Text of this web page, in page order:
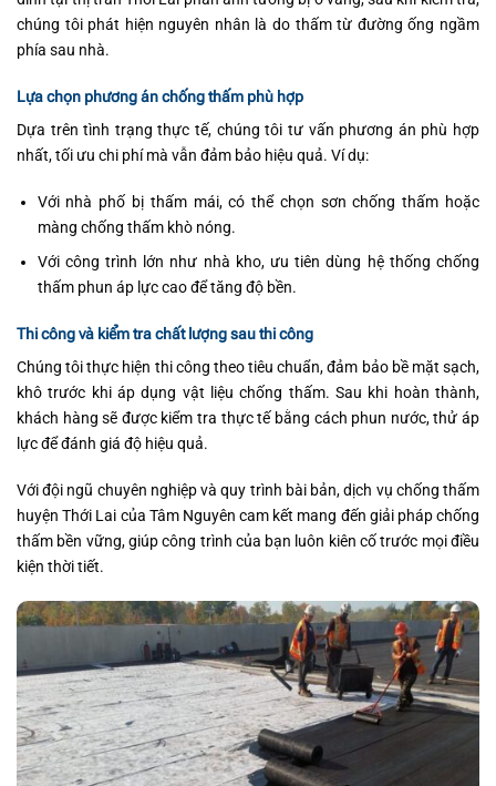
chúng tôi phát hiện nguyên nhân là do thấm từ đường ống ngầm
phía sau nhà.
Lựa chọn phương án chống thấm phù hợp
Dựa trên tình trạng thực tế, chúng tôi tư vấn phương án phù hợp
nhất, tối ưu chi phí mà vẫn đảm bảo hiệu quả. Ví dụ:
Với nhà phố bị thấm mái, có thể chọn sơn chống thấm hoặc
màng chống thấm khò nóng.
Với công trình lớn như nhà kho, ưu tiên dùng hệ thống chống
thấm phun áp lực cao để tăng độ bền.
Thi công và kiểm tra chất lượng sau thi công
Chúng tôi thực hiện thi công theo tiêu chuẩn, đảm bảo bề mặt sạch,
khô trước khi áp dụng vật liệu chống thấm. Sau khi hoàn thành,
khách hàng sẽ được kiểm tra thực tế bằng cách phun nước, thử áp
lực để đánh giá độ hiệu quả.
Với đội ngũ chuyên nghiệp và quy trình bài bản, dịch vụ chống thấm
huyện Thới Lai của Tâm Nguyên cam kết mang đến giải pháp chống
thấm bền vững, giúp công trình của bạn luôn kiên cố trước mọi điều
kiện thời tiết.